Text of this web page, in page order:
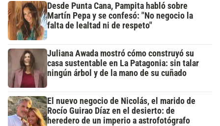
Desde Punta Cana, Pampita habló sobre
Martín Pepa y se confesó: "No negocio la
falta de lealtad ni de respeto"
Juliana Awada mostró cómo construyó su
casa sustentable en La Patagonia: sin talar
ningún árbol y de la mano de su cuñado
El nuevo negocio de Nicolás, el marido de
Rocío Guirao Díaz en el desierto: de
heredero de un imperio a astrofotógrafo